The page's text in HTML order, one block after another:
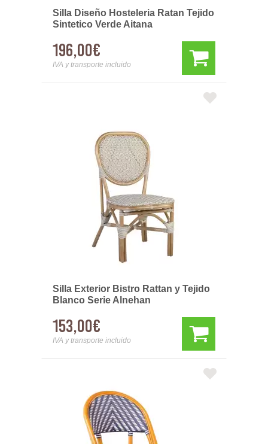
Silla Diseño Hosteleria Ratan Tejido
Sintetico Verde Aitana
196,00€
IVA y transporte incluido
Silla Exterior Bistro Rattan y Tejido
Blanco Serie Alnehan
153,00€
IVA y transporte incluido